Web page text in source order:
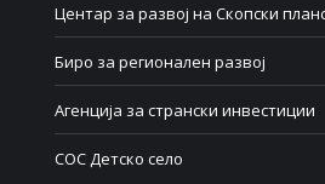
Центар за развој на Скопски
Биро за регионален развој
Агенција за странски инвестиции
СОС Детско село